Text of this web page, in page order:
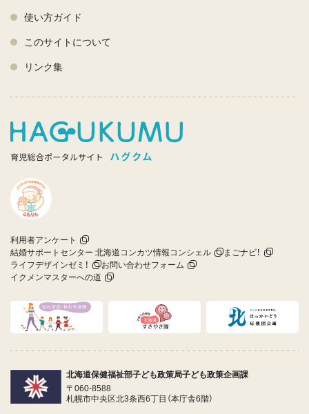
使い方ガイド
このサイトについて
リンク集
利用者アンケート
結婚サポートセンター 北海道コンカツ情報コンシェル
まごナビ！
ライフデザインゼミ！
お問い合わせフォーム
イクメンマスターへの道
北海道保健福祉部子ども政策局子ども政策企画課
〒060-8588
札幌市中央区北3条西6丁目（本庁舎6階）